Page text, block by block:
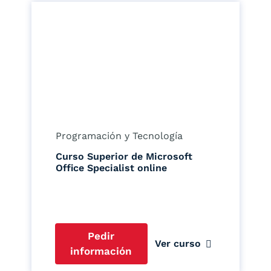
Programación y Tecnología
Curso Superior de Microsoft
Office Specialist online
Pedir
información
Ver curso